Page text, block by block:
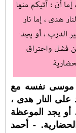
موسى نفسه مع
على النار هدى ،
أو يجد الموعظة
- أحمد